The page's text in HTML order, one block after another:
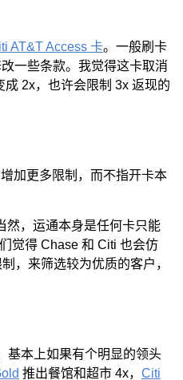
AT&T Access 卡。一般刷卡
一些条款。我觉得这卡取消
2x，也许会限制 3x 返现的
加更多限制，而不指开卡本
然，运通本身是任何卡只能
觉得 Chase 和 Citi 也会仿
，来筛选较为优质的客户，
基本上如果有个明显的领头
推出餐馆和超市 4x， Citi